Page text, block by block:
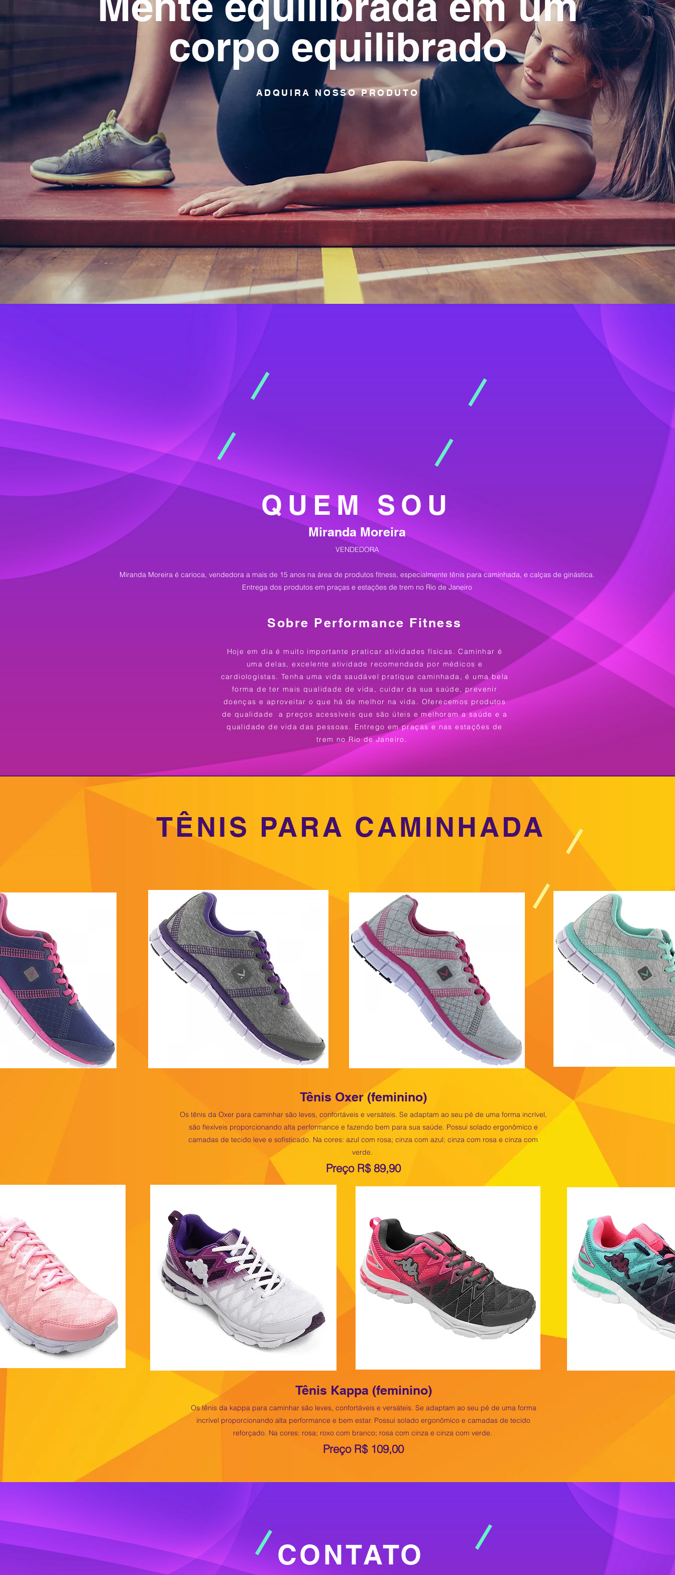
corpo equilibrado
ADQUIRA NOSSO PRODUTO
QUEM SOU
Miranda Moreira
VENDEDORA
Miranda Moreira é carioca, vendedora a mais de 15 anos na área de produtos fitness, especialmente tênis para caminhada, e calças de ginástica.
Entrega dos produtos em praças e estações de trem no Rio de Janeiro
Sobre Performance Fitness
Hoje em dia é muito importante praticar atividades físicas. Caminhar é
uma delas, excelente atividade recomendada por médicos e
cardiologistas. Tenha uma vida saudável pratique caminhada, é uma bela
forma de ter mais qualidade de vida, cuidar da sua saúde, prevenir
doenças e aproveitar o que há de melhor na vida. Oferecemos produtos
de qualidade a preços acessíveis que são úteis e melhoram a saúde e a
qualidade de vida das pessoas. Entrego em praças e nas estações de
trem no Rio de Janeiro.
Acorda e vai caminhar.
TÊNIS PARA CAMINHADA
Tênis Oxer (feminino)
Os tênis da Oxer para caminhar são leves, confortáveis e versáteis. Se adaptam ao seu pé de uma forma incrível,
são flexíveis proporcionando alta performance e fazendo bem para sua saúde. Possui solado ergonômico e
camadas de tecido leve e sofisticado. Na cores: azul com rosa; cinza com azul; cinza com rosa e cinza com
verde.
Preço R$ 89,90
Tênis Kappa (feminino)
Os tênis da kappa para caminhar são leves, confortáveis e versáteis. Se adaptam ao seu pé de uma forma
incrível proporcionando alta performance e bem estar. Possui solado ergonômico e camadas de tecido
reforçado. Na cores: rosa; roxo com branco; rosa com cinza e cinza com verde.
Preço R$ 109,00
CONTATO